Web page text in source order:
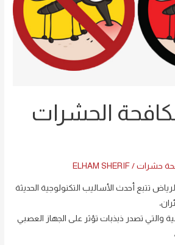
الحشرات
حشرات /
ELHAM SHERIF
تتبع أحدث الأساليب التكنولوجية الحديثة
والتي تصدر ذبذبات تؤثر على الجهاز العصبي